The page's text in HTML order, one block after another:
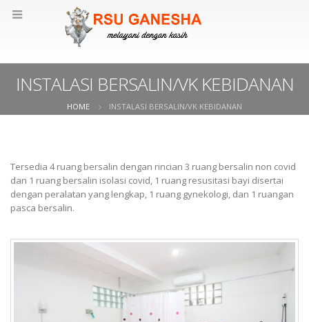
INSTALASI BERSALIN/VK KEBIDANAN
HOME INSTALASI BERSALIN/VK KEBIDANAN
Tersedia 4 ruang bersalin dengan rincian 3 ruang bersalin non covid
dan 1 ruang bersalin isolasi covid, 1 ruang resusitasi bayi disertai
dengan peralatan yang lengkap, 1 ruang gynekologi, dan 1 ruangan
pasca bersalin.